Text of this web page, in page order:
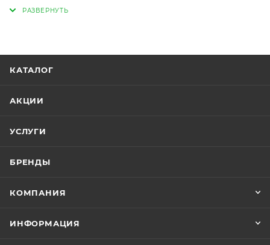
кремния.
Абразив обеспечивает равномерную финишную
Размер листа: 230 мм x 280 мм.
КАТАЛОГ
АКЦИИ
УСЛУГИ
БРЕНДЫ
КОМПАНИЯ
ИНФОРМАЦИЯ